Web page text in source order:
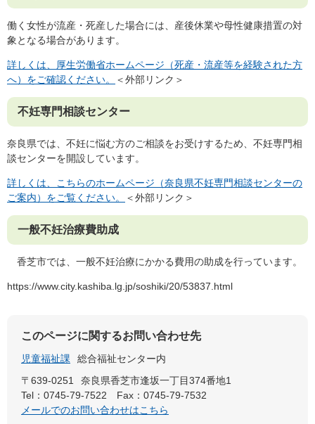
働く女性が流産・死産した場合には、産後休業や母性健康措置の対
象となる場合があります。
詳しくは、厚生労働省ホームページ（死産・流産等を経験された方
へ）をご確認ください。
＜外部リンク＞
不妊専門相談センター
奈良県では、不妊に悩む方のご相談をお受けするため、不妊専門相
談センターを開設しています。
詳しくは、こちらのホームページ（奈良県不妊専門相談センターの
ご案内）をご覧ください。
＜外部リンク＞
一般不妊治療費助成
香芝市では、一般不妊治療にかかる費用の助成を行っています。
https://www.city.kashiba.lg.jp/soshiki/20/53837.html
このページに関するお問い合わせ先
児童福祉課
総合福祉センター内
〒639-0251
奈良県香芝市逢坂一丁目374番地1
Tel：0745-79-7522
Fax：0745-79-7532
メールでのお問い合わせはこちら